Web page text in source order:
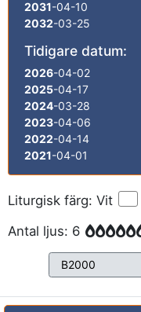
2031-04-10
2032-03-25
Tidigare datum:
2026-04-02
2025-04-17
2024-03-28
2023-04-06
2022-04-14
2021-04-01
Liturgisk färg: Vit
Antal ljus: 6